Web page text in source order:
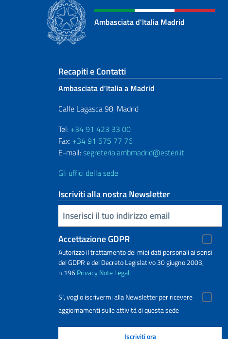
Ambasciata d'Italia Madrid
Sezione footer
Recapiti e Contatti
Ambasciata d’Italia a Madrid
Calle Lagasca 98, Madrid
Tel: +34 91 423 33 00
Fax: +34 91 575 77 76
E-mail:segreteria.ambmadrid@esteri.it
Gli uffici della sede
Iscriviti alla nostra Newsletter
Inserisci la tua email
Accettazione GDPR
Autorizzo il trattamento dei miei dati personali ai sensi
del GDPR e del Decreto Legislativo 30 giugno 2003,
n.196PrivacyNote Legali
Sì, voglio iscrivermi alla Newsletter per ricevere
aggiornamenti sulle attività di questa sede